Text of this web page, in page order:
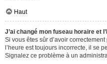
Haut
J’ai changé mon fuseau horaire et
Si vous êtes sûr d’avoir
l’heure est toujours incorrecte, il se
Signalez ce problème à un